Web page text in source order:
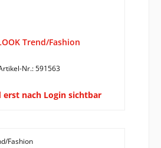
Trend/Fashion
Nr.: 591563
erst nach Login sichtbar